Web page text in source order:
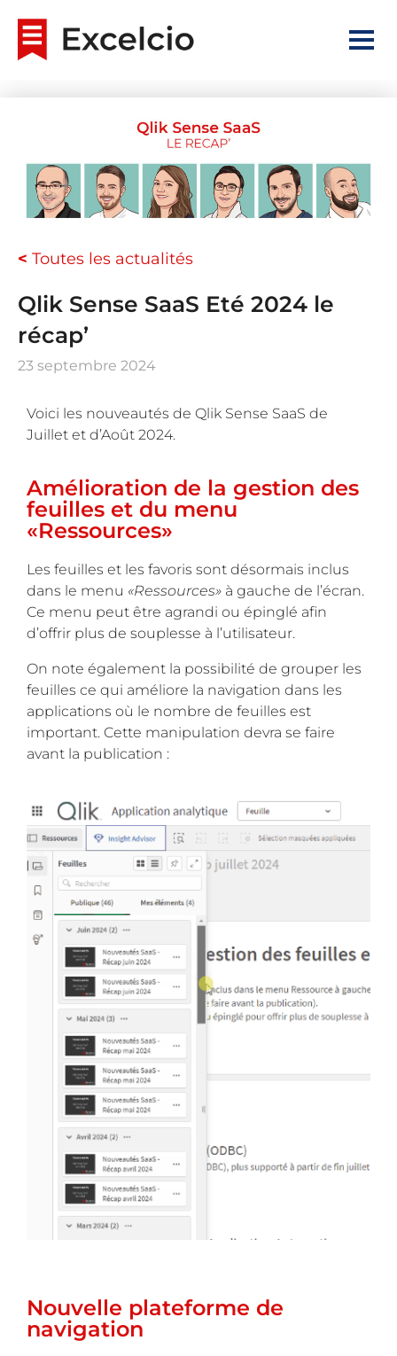
< Toutes les actualités
Qlik Sense SaaS Eté 2024 le
récap’
23 septembre 2024
Voici les nouveautés de Qlik Sense SaaS de
Juillet et d’Août 2024.
Amélioration de la gestion des
feuilles et du menu
«Ressources»
Les feuilles et les favoris sont désormais inclus
dans le menu «Ressources» à gauche de l’écran.
Ce menu peut être agrandi ou épinglé afin
d’offrir plus de souplesse à l’utilisateur.
On note également la possibilité de grouper les
feuilles ce qui améliore la navigation dans les
applications où le nombre de feuilles est
important. Cette manipulation devra se faire
avant la publication :
Nouvelle plateforme de
navigation